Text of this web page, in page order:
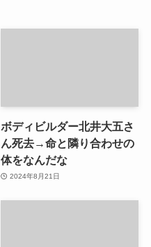
ボディビルダー北井大五さ
ん死去→命と隣り合わせの
体をなんだな
2024年8月21日